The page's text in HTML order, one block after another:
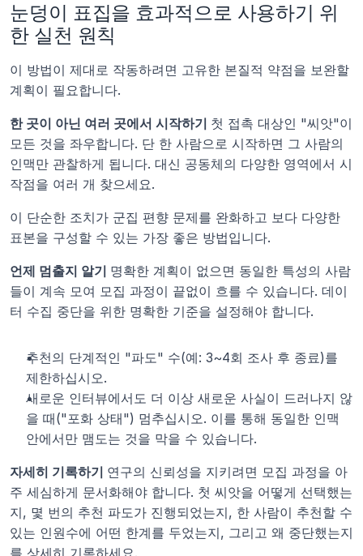
눈덩이 표집을 효과적으로 사용하기 위
한 실천 원칙
이 방법이 제대로 작동하려면 고유한 본질적 약점을 보완할
계획이 필요합니다.
한 곳이 아닌 여러 곳에서 시작하기 첫 접촉 대상인 "씨앗"이
모든 것을 좌우합니다. 단 한 사람으로 시작하면 그 사람의
인맥만 관찰하게 됩니다. 대신 공동체의 다양한 영역에서 시
작점을 여러 개 찾으세요.
이 단순한 조치가 군집 편향 문제를 완화하고 보다 다양한
표본을 구성할 수 있는 가장 좋은 방법입니다.
언제 멈출지 알기 명확한 계획이 없으면 동일한 특성의 사람
들이 계속 모여 모집 과정이 끝없이 흐를 수 있습니다. 데이
터 수집 중단을 위한 명확한 기준을 설정해야 합니다.
추천의 단계적인 "파도" 수(예: 3~4회 조사 후 종료)를
제한하십시오.
새로운 인터뷰에서도 더 이상 새로운 사실이 드러나지 않
을 때("포화 상태") 멈추십시오. 이를 통해 동일한 인맥
안에서만 맴도는 것을 막을 수 있습니다.
자세히 기록하기 연구의 신뢰성을 지키려면 모집 과정을 아
주 세심하게 문서화해야 합니다. 첫 씨앗을 어떻게 선택했는
지, 몇 번의 추천 파도가 진행되었는지, 한 사람이 추천할 수
있는 인원수에 어떤 한계를 두었는지, 그리고 왜 중단했는지